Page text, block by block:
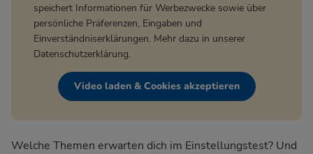
speichert Informationen für Werbezwecke sowie über
persönliche Präferenzen, Eingaben und
Einverständniserklärungen. Mehr dazu in unserer
Datenschutzerklärung.
Video laden & Cookies akzeptieren
Welche Themen erwarten dich im Einstellungstest? Und